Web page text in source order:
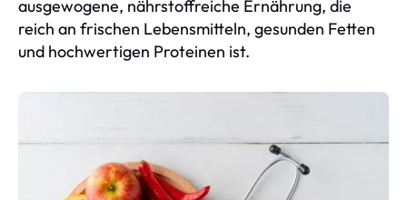
ausgewogene, nährstoffreiche Ernährung, die
reich an frischen Lebensmitteln, gesunden Fetten
und hochwertigen Proteinen ist.